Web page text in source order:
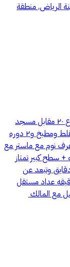
الرياض, منطقة
تاون هاوس جديد للبيع حي العوالي مساحه٢١٥ شارع ٢٠ مقابل مسجد
تتكون من الدور الارضي مدخلين مجلس وصاله ومقلط ومطبخ و٢ دوره
حوش خلفي وامامي الدور الاول صاله و٣ غرف نوم مع ماستر مع
+ سطح كبير تمتاز
من الخدمات وقرب المسجد يبعد المترو ٥ دقايق وتبعد عن
٣ دقايق تبعد عن مشروع القدية ١٥ دقيقه عداد مستقل